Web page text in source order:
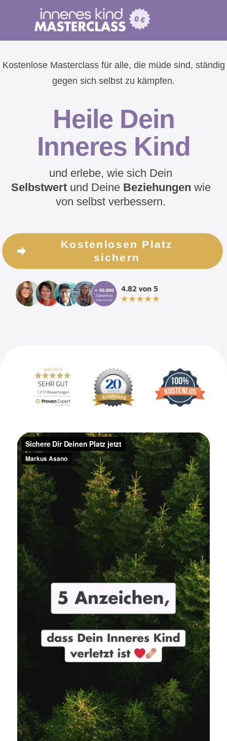
Kostenlose Masterclass für alle, die müde sind, ständig
gegen sich selbst zu kämpfen.
Heile Dein
Inneres Kind
und erlebe, wie sich Dein
Selbstwert und Deine Beziehungen wie
von selbst verbessern.
Kostenlosen Platz
sichern